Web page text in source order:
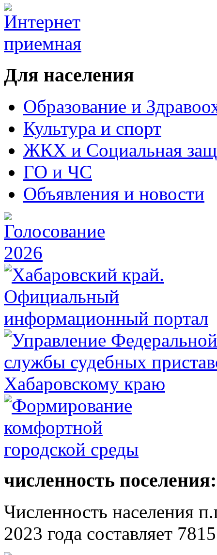
Для населения
Образование и
Культура и спорт
ЖКХ и Социальная
ГО и ЧС
Объявления и новости
численность поселения:
Численность населения
2023 года составляет